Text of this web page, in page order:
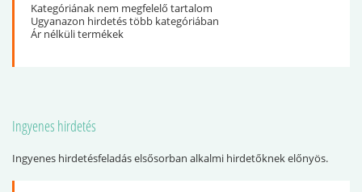
Kategóriának nem megfelelő tartalom
Ugyanazon hirdetés több kategóriában
Ár nélküli termékek
Ingyenes hirdetés
Ingyenes hirdetésfeladás elsősorban alkalmi hirdetőknek előnyös.